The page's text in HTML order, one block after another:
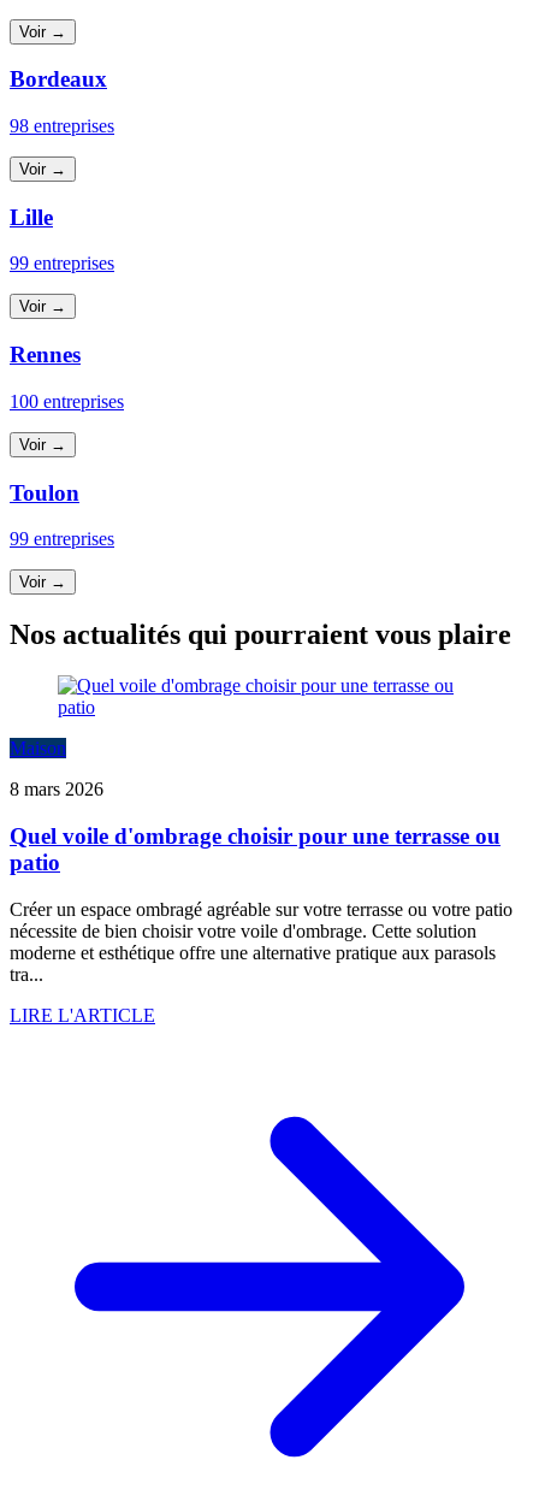
Voir →
Bordeaux
98 entreprises
Voir →
Lille
99 entreprises
Voir →
Rennes
100 entreprises
Voir →
Toulon
99 entreprises
Voir →
Nos actualités qui pourraient vous plaire
Maison
8 mars 2026
Quel voile d'ombrage choisir pour une terrasse ou
patio
Créer un espace ombragé agréable sur votre terrasse ou votre patio
nécessite de bien choisir votre voile d'ombrage. Cette solution
moderne et esthétique offre une alternative pratique aux parasols
tra...
LIRE L'ARTICLE